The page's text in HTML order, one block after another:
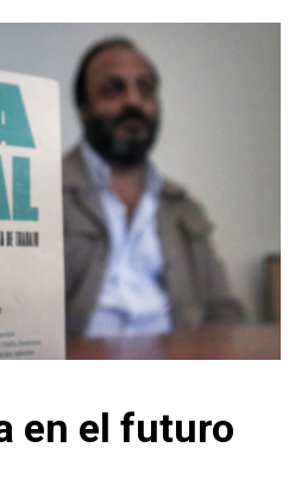
en el futuro